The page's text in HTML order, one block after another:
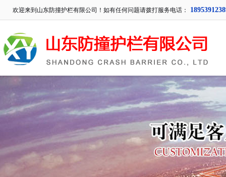
欢迎来到山东防撞护栏有限公司！如有任何问题请拨打服务电话：